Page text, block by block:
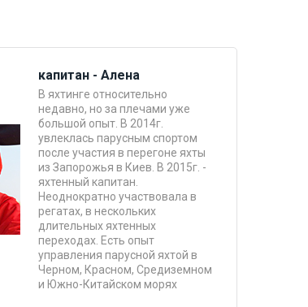
капитан - Алена
В яхтинге относительно
недавно, но за плечами уже
большой опыт. В 2014г.
увлеклась парусным спортом
после участия в перегоне яхты
из Запорожья в Киев. В 2015г. -
яхтенный капитан.
Неоднократно участвовала в
регатах, в нескольких
длительных яхтенных
переходах. Есть опыт
управления парусной яхтой в
Черном, Красном, Средиземном
и Южно-Китайском морях